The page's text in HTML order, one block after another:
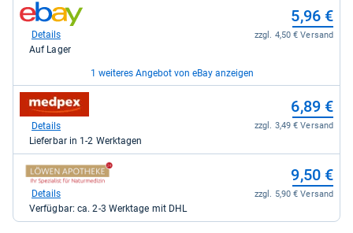
5,79
kaufen.
zum
Shop:
eBay
kaufen.
5,96 €
zzgl. 4,50 € Versand
Details
Auf Lager
1 weiteres Angebot von eBay anzeigen
zum
Shop:
eBay
kaufen.
15,79 €
zzgl. 0,00 € Versand
Details
Auf Lager
zum
Shop:
medpex
kaufen.
6,89 €
zzgl. 3,49 € Versand
Details
Lieferbar in 1-2 Werktagen
zum
Shop:
loewen-
apotheke24
9,50 €
zzgl. 5,90 € Versand
Details
Verfügbar: ca. 2-3 Werktage mit DHL